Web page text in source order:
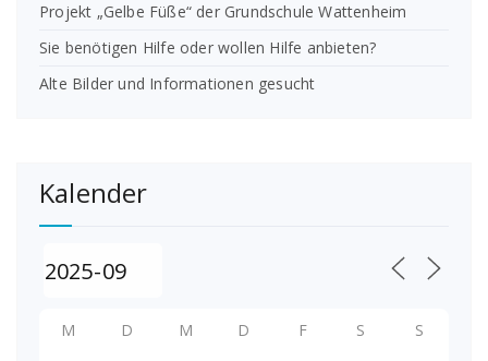
Projekt „Gelbe Füße“ der Grundschule Wattenheim
Sie benötigen Hilfe oder wollen Hilfe anbieten?
Alte Bilder und Informationen gesucht
Kalender
M D M D F S S